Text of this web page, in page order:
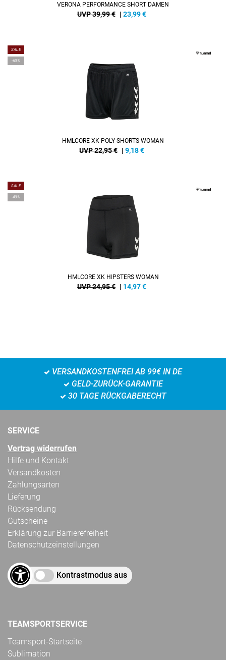
VERONA PERFORMANCE SHORT DAMEN
UVP 39,99 € | 23,99€
SALE
-60%
HMLCORE XK POLY SHORTS WOMAN
UVP 22,95 € | 9,18€
SALE
-40%
HMLCORE XK HIPSTERS WOMAN
UVP 24,95 € | 14,97€
VERSANDKOSTENFREI AB 99€ IN DE
GELD-ZURÜCK-GARANTIE
30 TAGE RÜCKGABERECHT
SERVICE
Vertrag widerrufen
Hilfe und Kontakt
Versandkosten
Zahlungsarten
Lieferung
Rücksendung
Gutscheine
Erklärung zur Barrierefreiheit
Datenschutzeinstellungen
Kontrastmodus aus
TEAMSPORTSERVICE
Teamsport-Startseite
Sublimation